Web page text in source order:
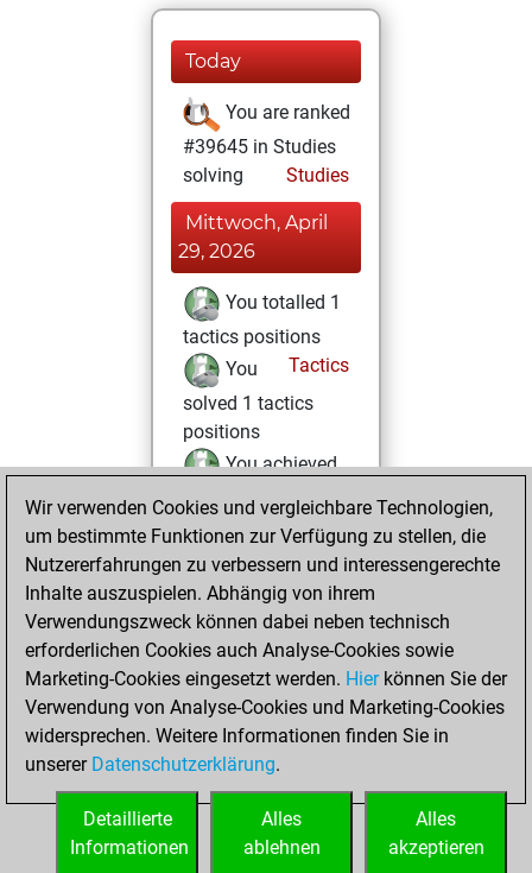
Today
You are ranked
#39645 in Studies
solving
Studies
Mittwoch, April
29, 2026
You totalled 1
tactics positions
Tactics
You
solved 1 tactics
positions
You achieved
an Elo of 1601 in
tactics positions
Freitag,
Dezember 19,
2025
You created
your Fritz account
Fritz
You
account
Studies
Wir verwenden Cookies und vergleichbare Technologien,
um bestimmte Funktionen zur Verfügung zu stellen, die
Nutzererfahrungen zu verbessern und interessengerechte
Inhalte auszuspielen. Abhängig von ihrem
Verwendungszweck können dabei neben technisch
erforderlichen Cookies auch Analyse-Cookies sowie
Marketing-Cookies eingesetzt werden. Hierkönnen Sie der
Verwendung von Analyse-Cookies und Marketing-Cookies
widersprechen. Weitere Informationen finden Sie in
unserer Datenschutzerklärung.
Alles
akzeptieren
Alles
ablehnen
Detaillierte
Informationen